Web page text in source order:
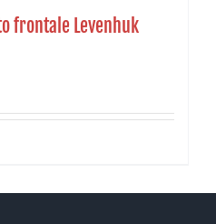
frontale Levenhuk